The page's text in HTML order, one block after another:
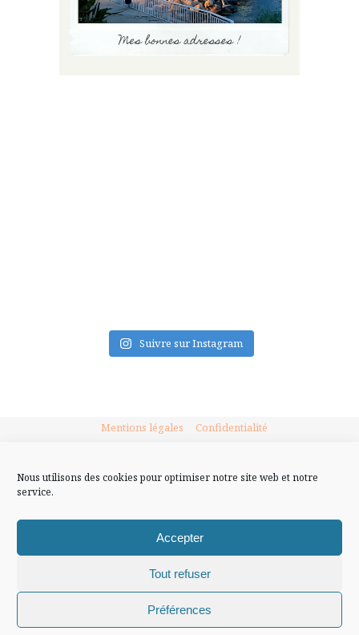
Nous utilisons des cookies pour optimiser notre site web et notre
service.
Accepter
Tout refuser
Préférences
Suivre sur Instagram
Mentions légales Confidentialité